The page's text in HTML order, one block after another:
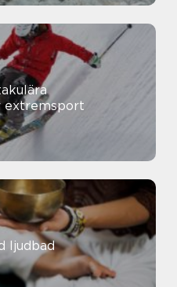
extremsport
ljudbad